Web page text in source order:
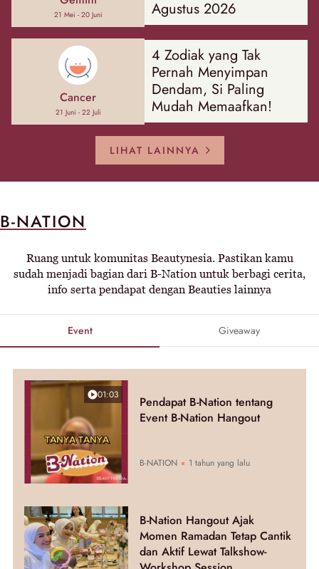
21 Mei - 20 Juni
Agustus 2026
Cancer
21 Juni - 22 Juli
4 Zodiak yang Tak
Pernah Menyimpan
Dendam, Si Paling
Mudah Memaafkan!
LIHAT LAINNYA
B-NATION
Ruang untuk komunitas Beautynesia. Pastikan kamu
sudah menjadi bagian dari B-Nation untuk berbagi cerita,
info serta pendapat dengan Beauties lainnya
Event Giveaway
01:03
Pendapat B-Nation tentang
Event B-Nation Hangout
B-NATION 1 tahun yang lalu
B-Nation Hangout Ajak
Momen Ramadan Tetap Cantik
dan Aktif Lewat Talkshow-